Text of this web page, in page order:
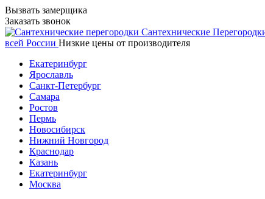
Вызвать замерщика
Заказать звонок
Сантехнические
всей России Низкие цены от производителя
Екатеринбург
Ярославль
Санкт-Петербург
Самара
Ростов
Пермь
Новосибирск
Нижний Новгород
Краснодар
Казань
Екатеринбург
Москва